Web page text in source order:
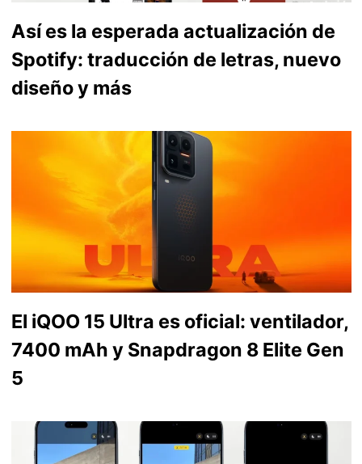
Así es la esperada actualización de
Spotify: traducción de letras, nuevo
diseño y más
El iQOO 15 Ultra es oficial: ventilador,
7400 mAh y Snapdragon 8 Elite Gen
5